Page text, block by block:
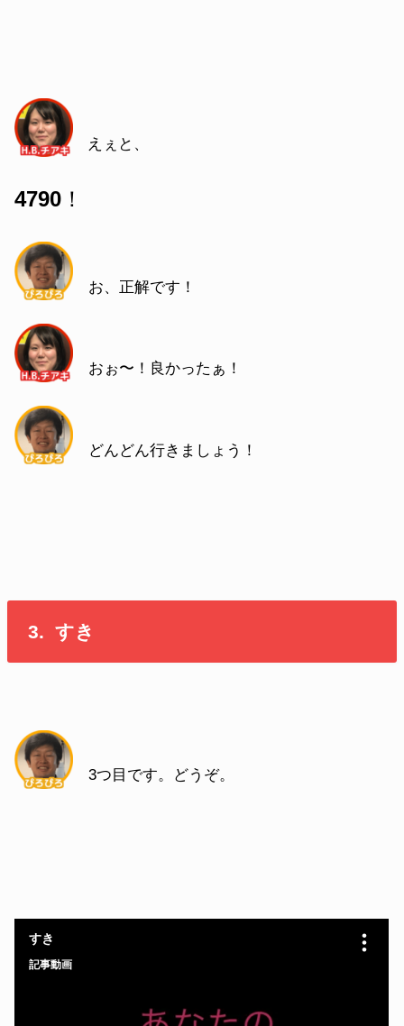
えぇと、
4790 ！
お、正解です！
おぉ〜！良かったぁ！
どんどん行きましょう！
3. すき
3つ目です。どうぞ。